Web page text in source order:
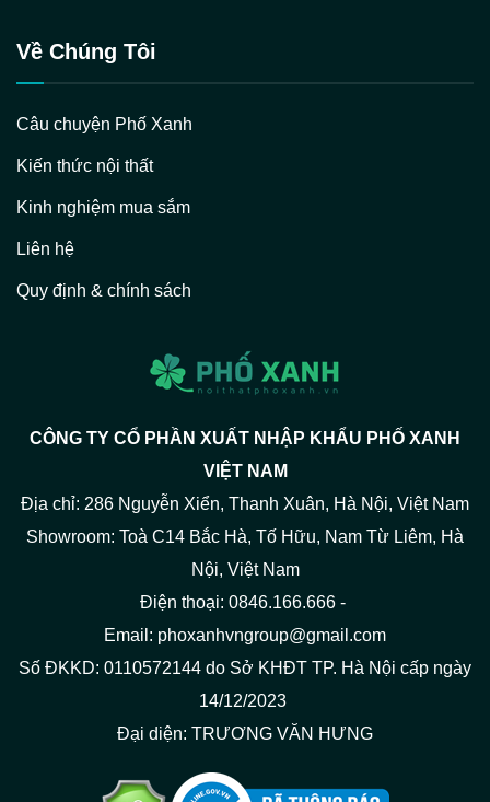
Về Chúng Tôi
Câu chuyện Phố Xanh
Kiến thức nội thất
Kinh nghiệm mua sắm
Liên hệ
Quy định & chính sách
CÔNG TY CỔ PHẦN XUẤT NHẬP KHẨU PHỐ XANH
VIỆT NAM
Địa chỉ: 286 Nguyễn Xiển, Thanh Xuân, Hà Nội, Việt Nam
Showroom: Toà C14 Bắc Hà, Tố Hữu, Nam Từ Liêm, Hà
Nội, Việt Nam
Điện thoại: 0846.166.666 -
Email: phoxanhvngroup@gmail.com
Số ĐKKD: 0110572144 do Sở KHĐT TP. Hà Nội cấp ngày
14/12/2023
Đại diện: TRƯƠNG VĂN HƯNG